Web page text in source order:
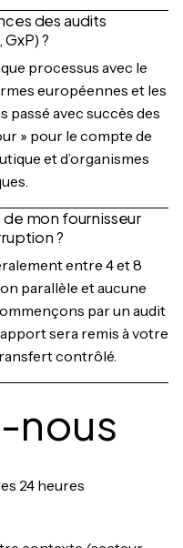
des audits
?
processus avec le
européennes et les
passé avec succès des
» pour le compte de
et d’organismes
mon fournisseur
?
entre 4 et 8
parallèle et aucune
par un audit
sera remis à votre
contrôlé.
nous